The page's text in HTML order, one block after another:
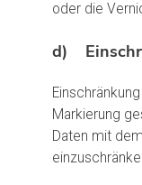
oder die
d)
Markierung
Daten mit